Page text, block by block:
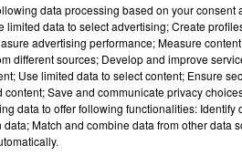
data processing based on your consent
limited data to select advertising; Create
advertising performance; Measure
different sources; Develop and improve
Use limited data to select content; Ensure
Save and communicate privacy
data to offer following functionalities:
Match and combine data from other data